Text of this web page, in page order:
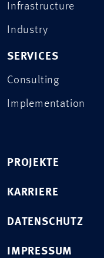
Infrastructure
Industry
SERVICES
Consulting
Implementation
PROJEKTE
KARRIERE
DATENSCHUTZ
IMPRESSUM